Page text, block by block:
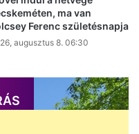
ma van
Ferenc születésnapja
augusztus 8. 06:30